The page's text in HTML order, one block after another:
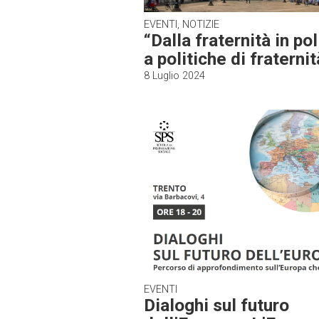
EVENTI, NOTIZIE
“Dalla fraternità in
a politiche di
8 Luglio 2024
EVENTI
Dialoghi sul futuro